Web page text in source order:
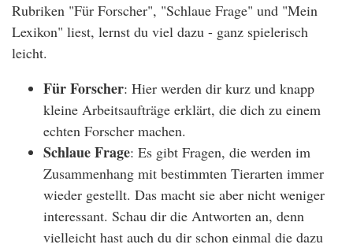
Rubriken "Für Forscher", "Schlaue Frage" und "Mein
Lexikon" liest, lernst du viel dazu - ganz spielerisch
leicht.
Für Forscher: Hier werden dir kurz und knapp
kleine Arbeitsaufträge erklärt, die dich zu einem
echten Forscher machen.
Schlaue Frage: Es gibt Fragen, die werden im
Zusammenhang mit bestimmten Tierarten immer
wieder gestellt. Das macht sie aber nicht weniger
interessant. Schau dir die Antworten an, denn
vielleicht hast auch du dir schon einmal die dazu